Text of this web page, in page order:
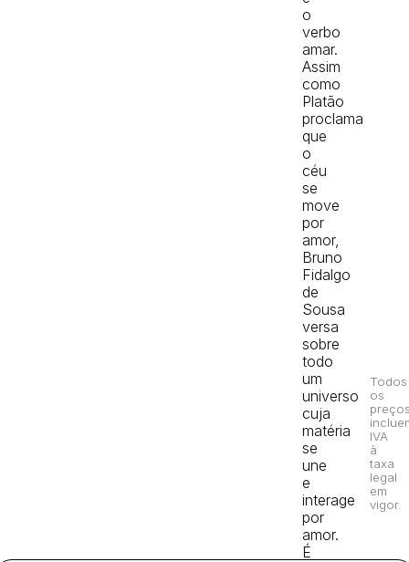
o
verbo
amar.
Assim
como
Platão
proclama
que
o
céu
se
move
por
amor,
Bruno
Fidalgo
de
Sousa
versa
sobre
todo
um
universo
cuja
matéria
se
une
e
interage
por
amor.
É
Todos
os
IVA
à
taxa
legal
em
vigor.